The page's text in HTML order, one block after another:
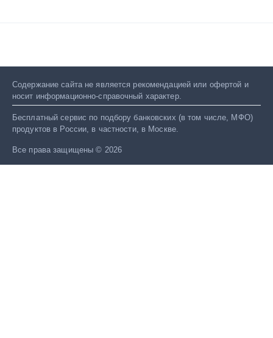
Содержание сайта не является рекомендацией или офертой и
носит информационно-справочный характер.
Бесплатный сервис по подбору банковских (в том числе, МФО)
продуктов в России, в частности, в Москве.
Все права защищены © 2026